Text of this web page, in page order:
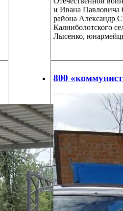
и Ивана Павловича
района Александр
Калниболотского
Лысенко,
800